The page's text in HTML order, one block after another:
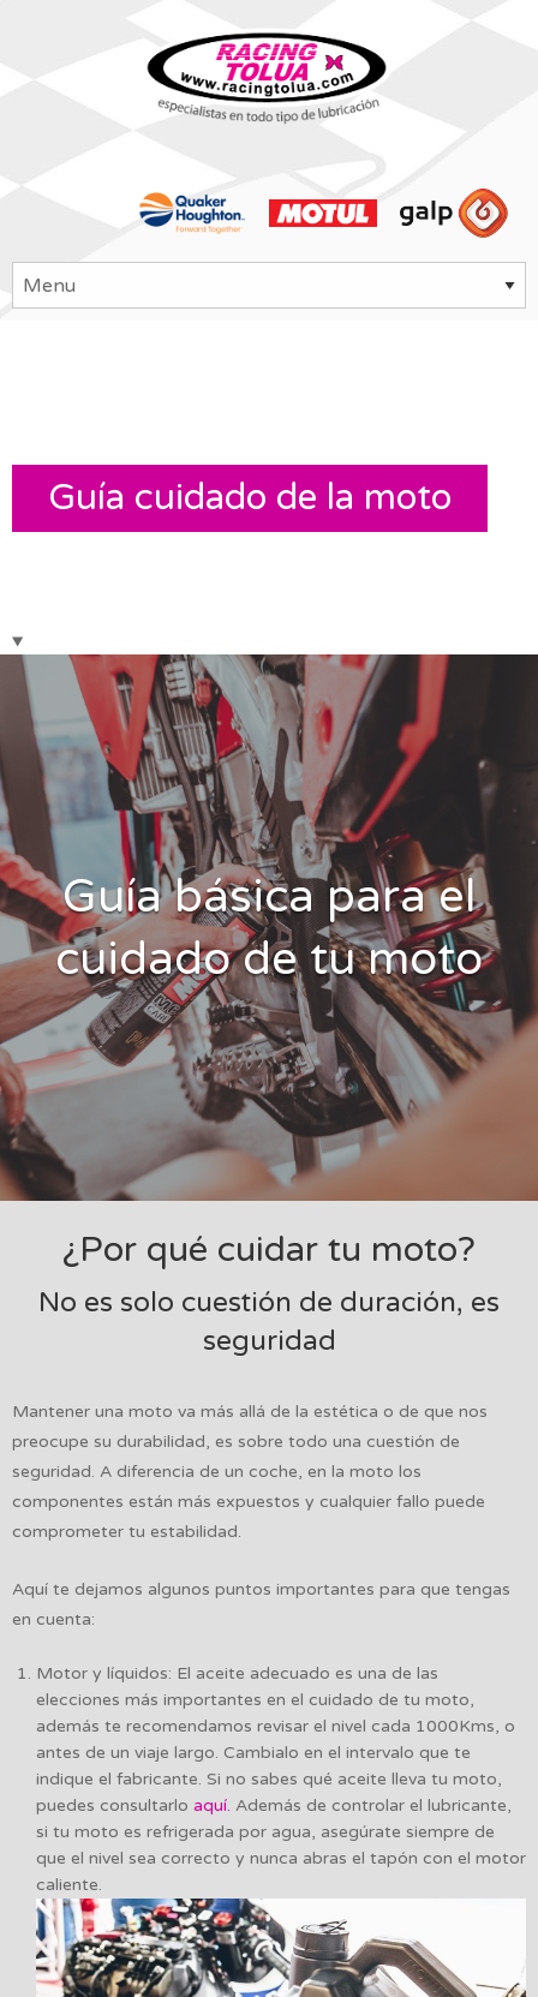
Guía cuidado de la moto
Guía básica para el
cuidado de tu moto
¿Por qué cuidar tu moto?
No es solo cuestión de duración, es
seguridad
Mantener una moto va más allá de la estética o de que nos
preocupe su durabilidad, es sobre todo una cuestión de
seguridad. A diferencia de un coche, en la moto los
componentes están más expuestos y cualquier fallo puede
comprometer tu estabilidad.
Aquí te dejamos algunos puntos importantes para que tengas
en cuenta:
Motor y líquidos: El aceite adecuado es una de las
elecciones más importantes en el cuidado de tu moto,
además te recomendamos revisar el nivel cada 1000Kms, o
antes de un viaje largo. Cambialo en el intervalo que te
indique el fabricante. Si no sabes qué aceite lleva tu moto,
puedes consultarlo aquí. Además de controlar el lubricante,
si tu moto es refrigerada por agua, asegúrate siempre de
que el nivel sea correcto y nunca abras el tapón con el motor
caliente.